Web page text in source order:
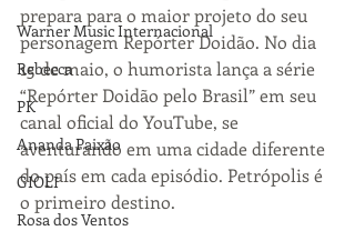
Warner Music Internacional
Rebecca
PK
Ananda Paixão
GIOLI
Rosa dos Ventos
prepara para o maior projeto do seu
personagem Repórter Doidão. No dia
15 de maio, o humorista lança a série
“Repórter Doidão pelo Brasil” em seu
canal oficial do YouTube, se
aventurando em uma cidade diferente
do país em cada episódio. Petrópolis é
o primeiro destino.